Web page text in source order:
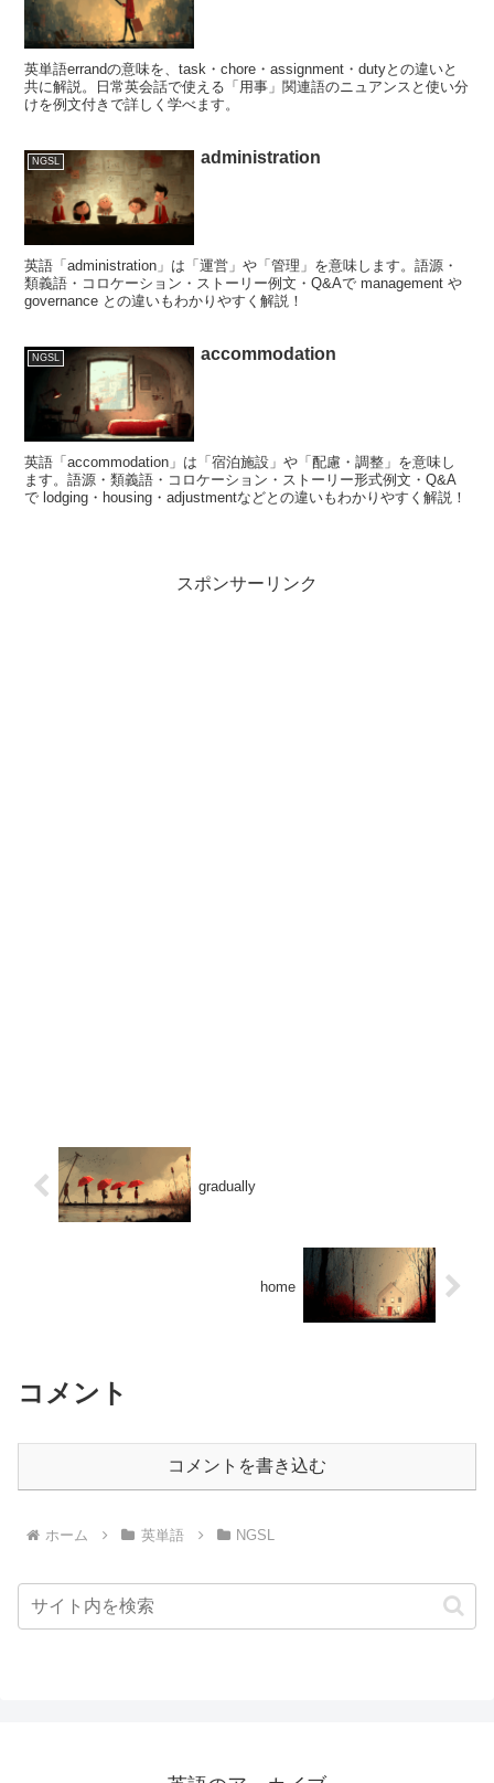
英単語errandの意味を、task・chore・assignment・dutyとの違いと
共に解説。日常英会話で使える「用事」関連語のニュアンスと使い分
けを例文付きで詳しく学べます。
NGSL administration
英語「administration」は「運営」や「管理」を意味します。語源・
類義語・コロケーション・ストーリー例文・Q&Aで management や
governance との違いもわかりやすく解説！
NGSL accommodation
英語「accommodation」は「宿泊施設」や「配慮・調整」を意味し
ます。語源・類義語・コロケーション・ストーリー形式例文・Q&A
で lodging・housing・adjustmentなどとの違いもわかりやすく解説！
スポンサーリンク
gradually
home
コメント
コメントを書き込む
ホーム 英単語 NGSL